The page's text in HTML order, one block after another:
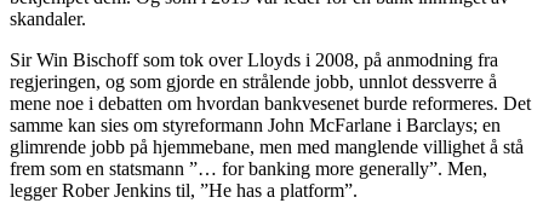
skandaler.
Sir Win Bischoff som tok over Lloyds i 2008, på anmodning fra
regjeringen, og som gjorde en strålende jobb, unnlot dessverre å
mene noe i debatten om hvordan bankvesenet burde reformeres. Det
samme kan sies om styreformann John McFarlane i Barclays; en
glimrende jobb på hjemmebane, men med manglende villighet å stå
frem som en statsmann ”… for banking more generally”. Men,
legger Rober Jenkins til, ”He has a platform”.